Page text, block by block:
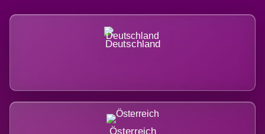
Deutschland
Österreich